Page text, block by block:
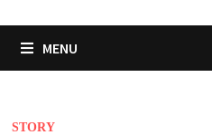
MENU
STORY